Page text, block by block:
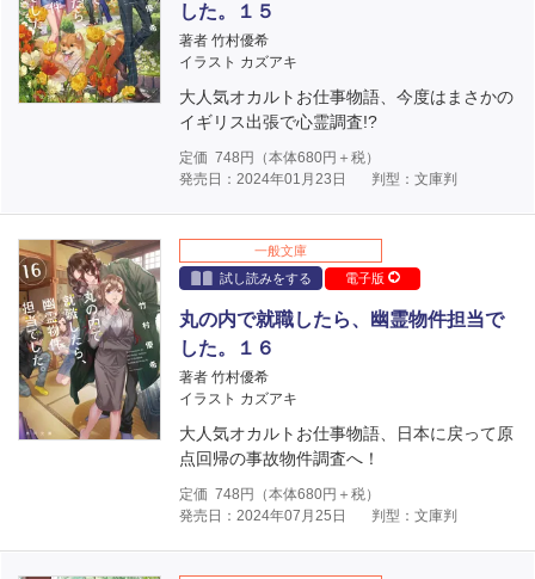
した。１５
著者 竹村優希
イラスト カズアキ
大人気オカルトお仕事物語、今度はまさかの
イギリス出張で心霊調査!?
定価 748 円（本体680円＋税）
発売日：2024年01月23日
判型：文庫判
一般文庫
試し読みをする
電子版
丸の内で就職したら、幽霊物件担当で
した。１６
著者 竹村優希
イラスト カズアキ
大人気オカルトお仕事物語、日本に戻って原
点回帰の事故物件調査へ！
定価 748 円（本体680円＋税）
発売日：2024年07月25日
判型：文庫判